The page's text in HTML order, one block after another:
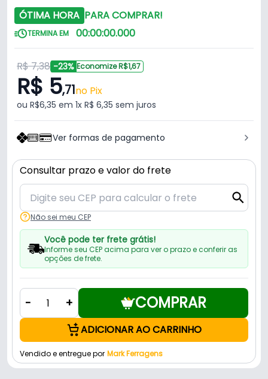
ÓTIMA HORA PARA COMPRAR!
TERMINA EM 00:00:00.000
R$ 7,38 -23% Economize R$1,67
R$ 5,71no Pix
ou R$6,35 em 1x R$ 6,35 sem juros
Ver formas de pagamento
Consultar prazo e valor do frete
Não sei meu CEP
Você pode ter frete grátis!
Informe seu CEP acima para ver o prazo e conferir as
opções de frete.
- + COMPRAR
ADICIONAR AO CARRINHO
Vendido e entregue por Mark Ferragens